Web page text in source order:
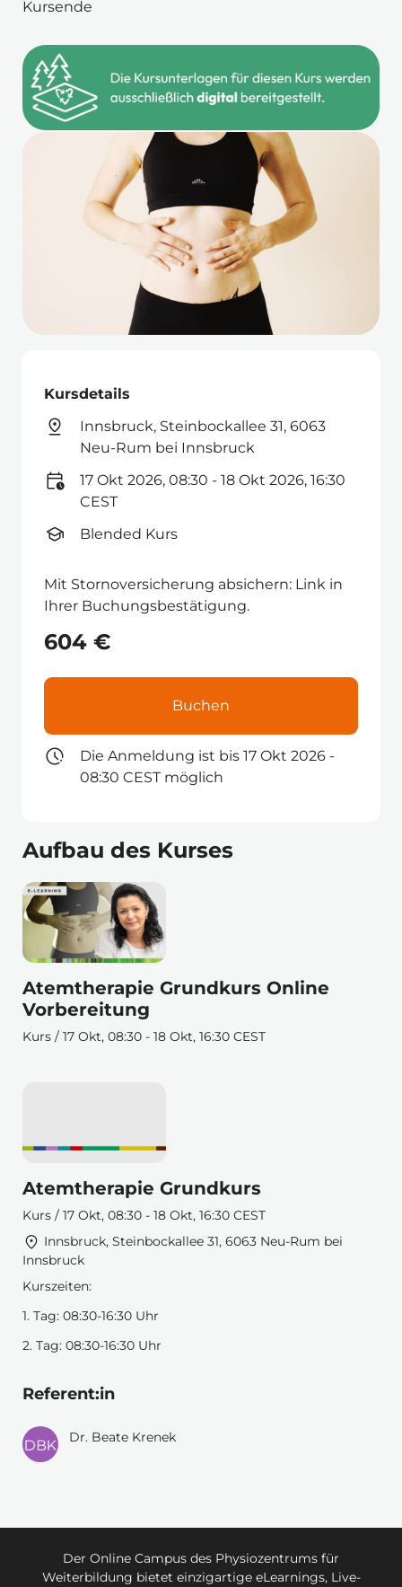
Kursende
Kursdetails
Innsbruck, Steinbockallee 31, 6063
Neu-Rum bei Innsbruck
17 Okt 2026, 08:30 - 18 Okt 2026, 16:30
CEST
Blended Kurs
Mit Stornoversicherung absichern: Link in
Ihrer Buchungsbestätigung.
604 €
Buchen
Die Anmeldung ist bis 17 Okt 2026 -
08:30 CEST möglich
Aufbau des Kurses
Atemtherapie Grundkurs Online
Vorbereitung
Kurs / 17 Okt, 08:30 - 18 Okt, 16:30 CEST
Atemtherapie Grundkurs
Kurs / 17 Okt, 08:30 - 18 Okt, 16:30 CEST
Innsbruck, Steinbockallee 31, 6063 Neu-Rum bei
Innsbruck
Kurszeiten:
1. Tag: 08:30-16:30 Uhr
2. Tag: 08:30-16:30 Uhr
Referent:in
Dr. Beate Krenek
Der Online Campus des Physiozentrums für
Weiterbildung bietet einzigartige eLearnings, Live-